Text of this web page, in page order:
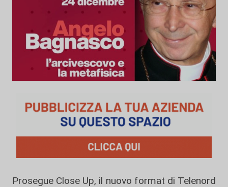
Prosegue Close Up, il nuovo format di Telenord